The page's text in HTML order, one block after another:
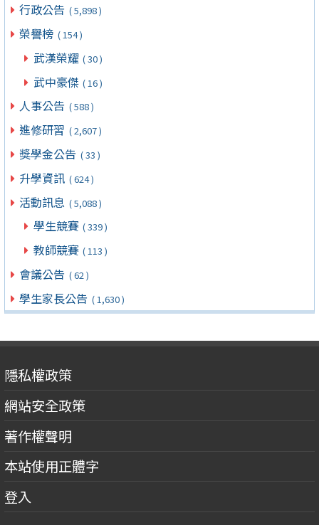
行政公告 ( 5,898 )
榮譽榜 ( 154 )
武漢榮耀 ( 30 )
武中豪傑 ( 16 )
人事公告 ( 588 )
進修研習 ( 2,607 )
獎學金公告 ( 33 )
升學資訊 ( 624 )
活動訊息 ( 5,088 )
學生競賽 ( 339 )
教師競賽 ( 113 )
會議公告 ( 62 )
學生家長公告 ( 1,630 )
隱私權政策
網站安全政策
著作權聲明
本站使用正體字
登入